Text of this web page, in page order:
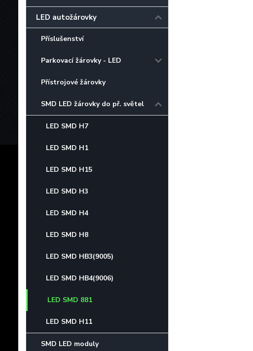
LED autožárovky
Příslušenství
Parkovací žárovky - LED
Přístrojové žárovky
SMD LED žárovky do př. světel
LED SMD H7
LED SMD H1
LED SMD H15
LED SMD H3
LED SMD H4
LED SMD H8
LED SMD HB3(9005)
LED SMD HB4(9006)
LED SMD 881
LED SMD H11
SMD LED moduly